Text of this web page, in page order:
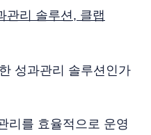
관리 솔루션, 클랩
성과관리 솔루션인가
리를 효율적으로 운영